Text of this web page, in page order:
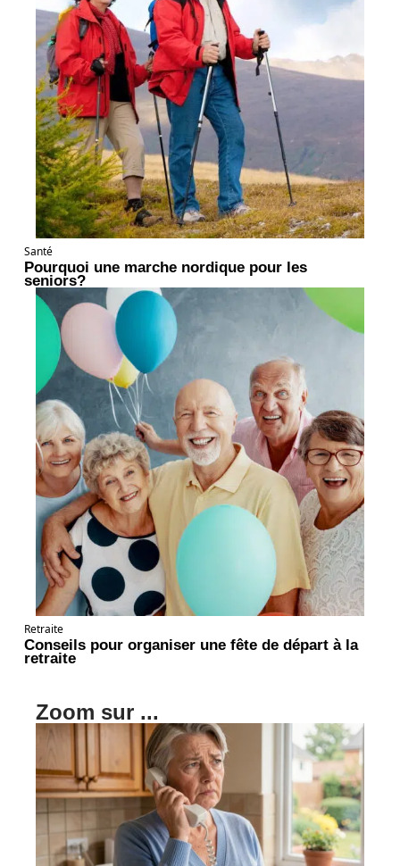
Santé
Pourquoi une marche nordique pour les
seniors?
Retraite
Conseils pour organiser une fête de départ à la
retraite
Zoom sur ...